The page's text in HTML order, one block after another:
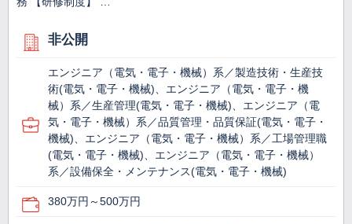
非公開
エンジニア（電気・電子・機械）系／製造技術・生産技
術(電気・電子・機械)、エンジニア（電気・電子・機
械）系／生産管理(電気・電子・機械)、エンジニア（電
気・電子・機械）系／品質管理・品質保証(電気・電子・
機械)、エンジニア（電気・電子・機械）系／工場管理職
(電気・電子・機械)、エンジニア（電気・電子・機械）
系／設備保全・メンテナンス(電気・電子・機械)
380万円～500万円